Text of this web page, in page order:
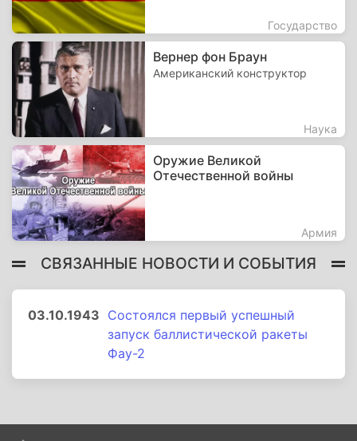
Государство
Вернер фон Браун
Американский конструктор
Наука
Оружие Великой
Отечественной войны
Армия
СВЯЗАННЫЕ НОВОСТИ И СОБЫТИЯ
03.10.1943 Состоялся первый успешный
запуск баллистической ракеты
Фау-2